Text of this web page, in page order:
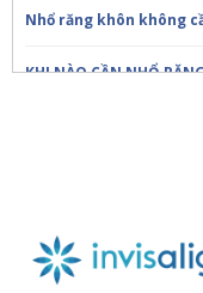
Nhổ răng khôn không
KHI NÀO CẦN NHỔ
Trồng răng Implant ăn
Chú Thọ 70 tuổi| SAO
Gia Bảo